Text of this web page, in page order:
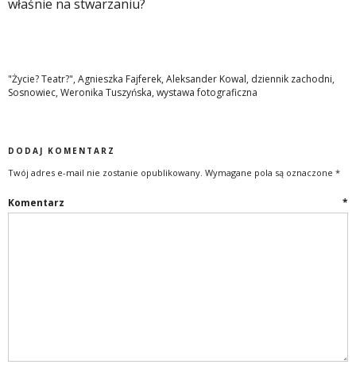
właśnie na stwarzaniu?
"Życie? Teatr?", Agnieszka Fajferek, Aleksander Kowal, dziennik zachodni,
Sosnowiec, Weronika Tuszyńska, wystawa fotograficzna
DODAJ KOMENTARZ
Twój adres e-mail nie zostanie opublikowany. Wymagane pola są oznaczone *
Komentarz *